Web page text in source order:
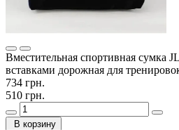
Вместительная спортивная сумка
вставками дорожная для
734 грн.
510 грн.
В корзину